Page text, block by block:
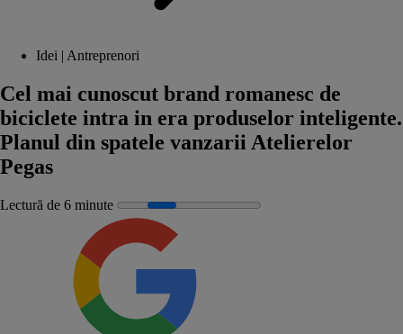
Idei | Antreprenori
Cel mai cunoscut brand romanesc de
biciclete intra in era produselor inteligente.
Planul din spatele vanzarii Atelierelor
Pegas
Lectură de 6 minute